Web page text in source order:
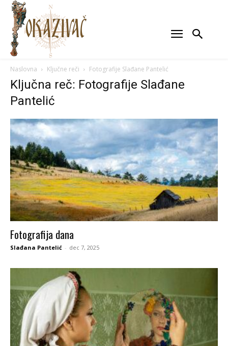
Naslovna Ključne reči Fotografije Slađane Pantelić
Ključna reč: Fotografije Slađane
Pantelić
Fotografija dana
Slađana Pantelić - dec 7, 2025